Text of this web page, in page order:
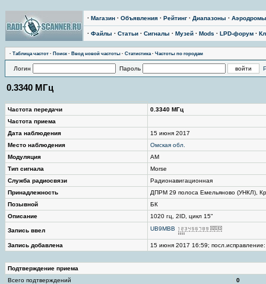
· Магазин · Объявления · Рейтинг · Диапазоны · Аэродромы
· Файлы · Статьи · Сигналы · Музей · Mods · LPD-форум ·
· Таблица частот · Поиск · Ввод новой частоты · Статистика· Частоты по городам
Логин Пароль
0.3340 МГц
Частота передачи
0.3340 МГц
Частота приема
Дата наблюдения
15 июня 2017
Место наблюдения
Омская обл.
Модуляция
AM
Тип сигнала
Morse
Служба радиосвязи
Радионавигационная
Принадлежность
ДПРМ 29 полоса Емельяново (УНКЛ),
Позывной
БК
Описание
1020 гц, 2ID, цикл 15"
Запись ввел UB9MBB
Запись добавлена 15 июня 2017 16:59;
Подтверждение приема
Всего подтверждений
0